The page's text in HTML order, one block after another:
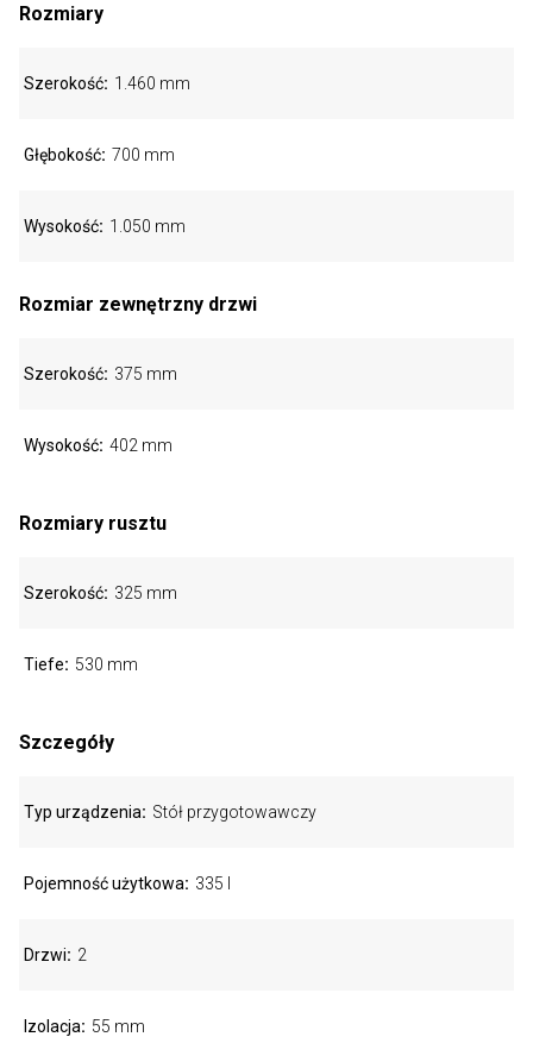
Rozmiary
Szerokość 1.460 mm
Głębokość 700 mm
Wysokość 1.050 mm
Rozmiar zewnętrzny drzwi
Szerokość 375 mm
Wysokość 402 mm
Rozmiary rusztu
Szerokość 325 mm
Tiefe 530 mm
Szczegóły
Typ urządzenia Stół przygotowawczy
Pojemność użytkowa 335 l
Drzwi 2
Izolacja 55 mm